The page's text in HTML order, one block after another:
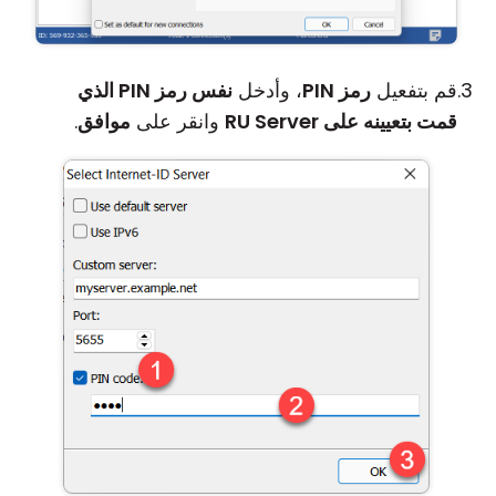
قم بتفعيل رمز PIN ، وأدخل
نفس رمز PIN الذي
قمت بتعيينه على RU Server
وانقر على موافق.